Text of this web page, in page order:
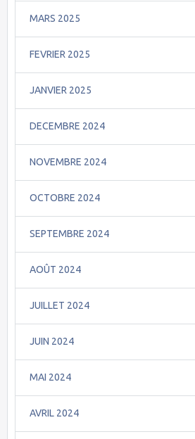
MARS 2025
FEVRIER 2025
JANVIER 2025
DECEMBRE 2024
NOVEMBRE 2024
OCTOBRE 2024
SEPTEMBRE 2024
AOÛT 2024
JUILLET 2024
JUIN 2024
MAI 2024
AVRIL 2024